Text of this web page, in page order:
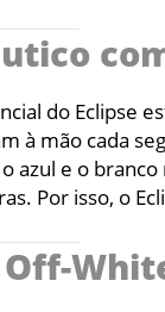
do Eclipse
à mão cada
azul e o
Por isso, o